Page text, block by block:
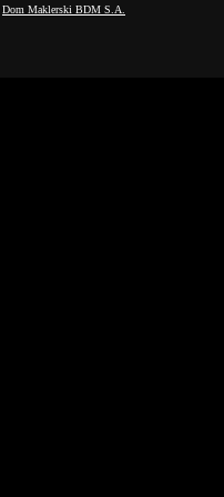
Dom Maklerski BDM S.A.